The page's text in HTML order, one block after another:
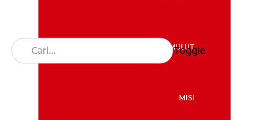
KESIHATAN MULUT
MISI
Toggle